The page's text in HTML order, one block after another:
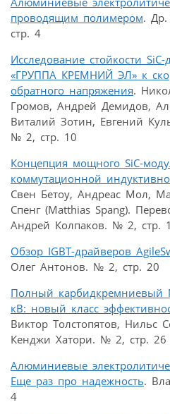
проводящим полимером.
стр. 4
Исследование стойкости
«ГРУППА КРЕМНИЙ ЭЛ» к
обратного напряжения.
Громов, Андрей Демидов,
Виталий Зотин, Евгений
№ 2, стр. 10
Концепция мощного SiC-
коммутационной
Свен Бетоу, Андреас Мол,
Спенг (Matthias Spang).
Андрей Колпаков. № 2, стр.
Обзор IGBT-драйверов
Олег Антонов. № 2, стр. 20
Полный карбидкремниевый
кВ: новый класс
Виктор Толстопятов, Нильс
Кенджи Хатори. № 2, стр. 26
Алюминиевые
Еще раз про надежность.
4